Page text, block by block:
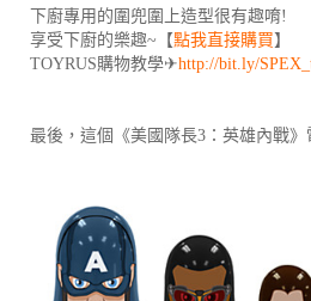
下廚專用的圍兜圍上造型很有趣唷!
享受下廚的樂趣~【點我直接購買】
TOYRUS購物教學✈http://bit.ly/
最後，這個《美國隊長3：英雄內戰》